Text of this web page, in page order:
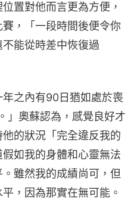
置對他而言更為方便，
，「一段時間後便令你
能從時差中恢復過
年之內有90日猶如處於喪
」奧蘇認為，感覺良好才
的狀況「完全違反我的
如我的身體和心靈無法
雖然我的成績尚可，但
，因為那實在無可能。